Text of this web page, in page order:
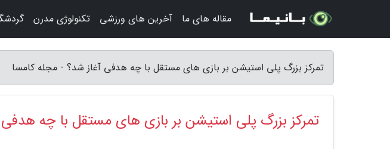
تمرکز بزرگ پلی استیشن بر بازی های مستقل با چه هدفی آغاز شد؟ - مجله کامسا
تمرکز بزرگ پلی استیشن بر بازی های مستقل با چه هدفی
مقاله های ما آخرین های ورزشی تکنولوژی مدرن